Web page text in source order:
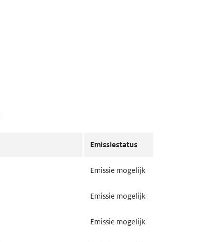
Emissiestatus
Emissie mogelijk
Emissie mogelijk
Emissie mogelijk